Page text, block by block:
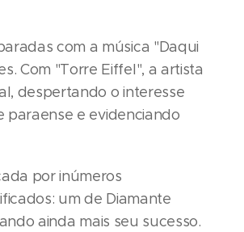
com a música "Daqui
Com "Torre Eiffel", a artista
despertando o interesse
e evidenciando
por inúmeros
um de Diamante
ainda mais seu sucesso.